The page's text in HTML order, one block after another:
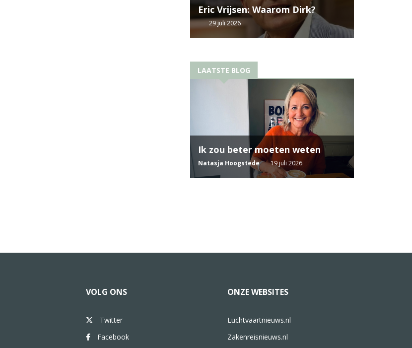
Eric Vrijsen: Waarom Dirk?
29 juli 2026
LAATSTE BLOG
Ik zou beter moeten weten
Natasja Hoogstede 19 juli 2026
VOLG ONS
Twitter
Facebook
ONZE WEBSITES
Luchtvaartnieuws.nl
Zakenreisnieuws.nl